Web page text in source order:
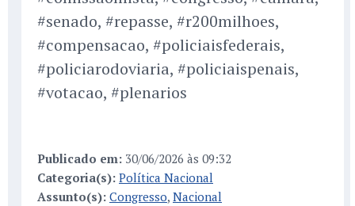
#senado, #repasse, #r200milhoes,
#compensacao, #policiaisfederais,
#policiarodoviaria, #policiaispenais,
#votacao, #plenarios
Publicado em: 30/06/2026 às 09:32
Categoria(s): Política Nacional
Assunto(s): Congresso, Nacional